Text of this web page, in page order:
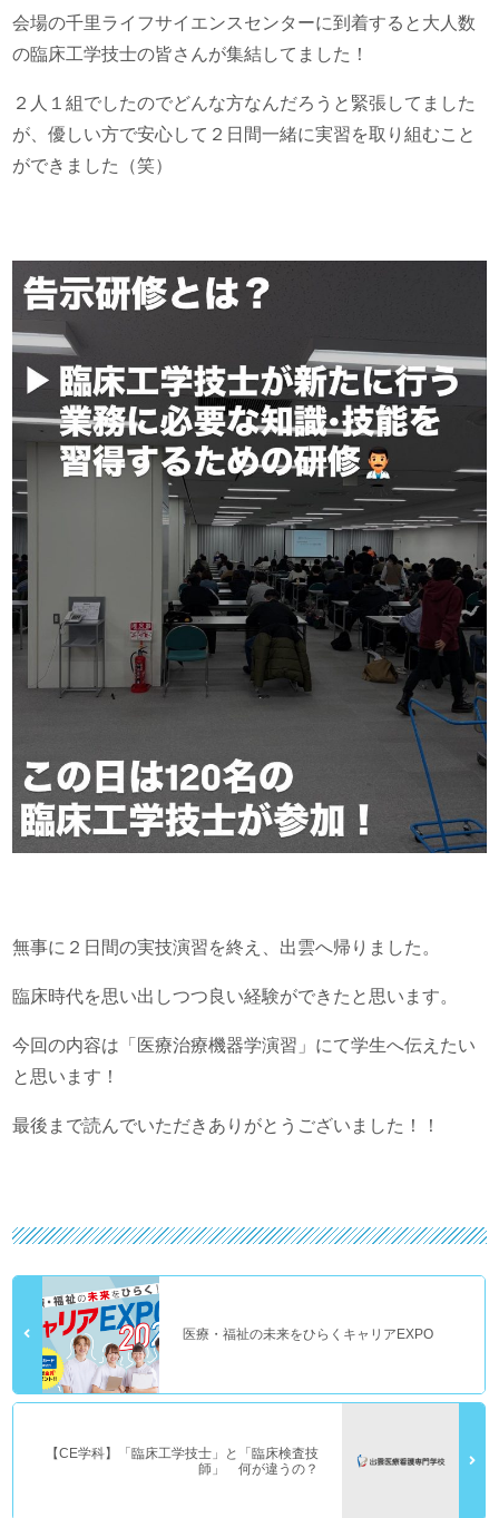
会場の千里ライフサイエンスセンターに到着すると大人数
の臨床工学技士の皆さんが集結してました！
２人１組でしたのでどんな方なんだろうと緊張してました
が、優しい方で安心して２日間一緒に実習を取り組むこと
ができました（笑）
無事に２日間の実技演習を終え、出雲へ帰りました。
臨床時代を思い出しつつ良い経験ができたと思います。
今回の内容は「医療治療機器学演習」にて学生へ伝えたい
と思います！
最後まで読んでいただきありがとうございました！！
医療・福祉の未来をひらくキャリアEXPO
【CE学科】「臨床工学技士」と「臨床検査技
師」 何が違うの？